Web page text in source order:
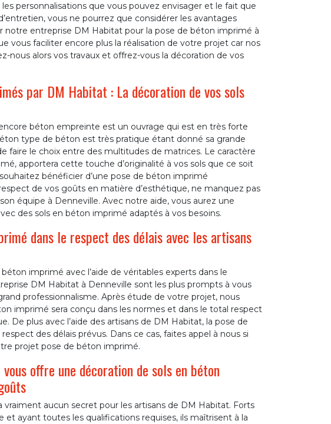
personnalisations que vous pouvez envisager et le fait que
vous ne pourrez que considérer les avantages
notre entreprise DM Habitat pour la pose de béton imprimé à
vous faciliter encore plus la réalisation de votre projet car nos
nous alors vos travaux et offrez-vous la décoration de vos
par DM Habitat : La décoration de vos sols
béton empreinte est un ouvrage qui est en très forte
type de béton est très pratique étant donné sa grande
faire le choix entre des multitudes de matrices. Le caractère
apportera cette touche d’originalité à vos sols que ce soit
bénéficier d’une pose de béton imprimé
de vos goûts en matière d’esthétique, ne manquez pas
équipe à Denneville. Avec notre aide, vous aurez une
des sols en béton imprimé adaptés à vos besoins.
dans le respect des délais avec les artisans
imprimé avec l’aide de véritables experts dans le
DM Habitat à Denneville sont les plus prompts à vous
professionnalisme. Après étude de votre projet, nous
imprimé sera conçu dans les normes et dans le total respect
De plus avec l’aide des artisans de DM Habitat, la pose de
des délais prévus. Dans ce cas, faites appel à nous si
projet pose de béton imprimé.
offre une décoration de sols en béton
aucun secret pour les artisans de DM Habitat. Forts
et ayant toutes les qualifications requises, ils maîtrisent à la